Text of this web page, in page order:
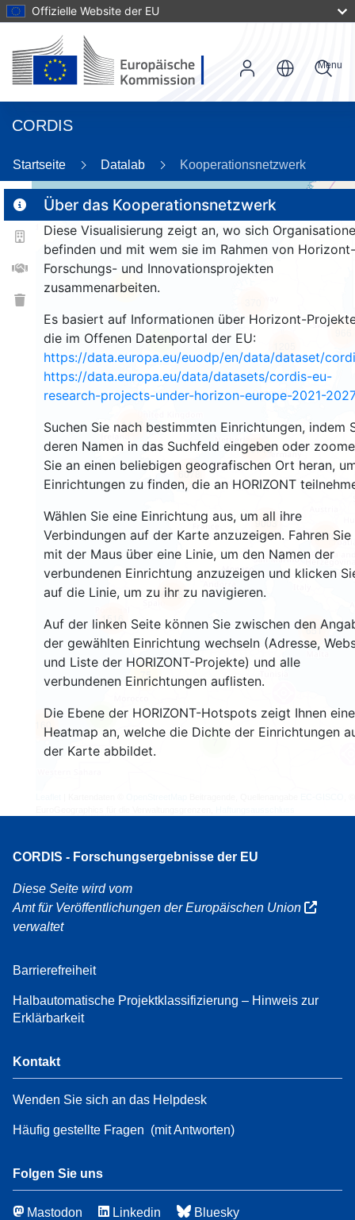
Offizielle Website der EU
CORDIS
Menu
Startseite Datalab Kooperationsnetzwerk
Über das Kooperationsnetzwerk
Diese Visualisierung zeigt an, wo sich
befinden und mit wem sie im Rahmen von Horizont-
Forschungs- und Innovationsprojekten
zusammenarbeiten.
Es basiert auf Informationen über Horizont-
die im Offenen Datenportal der EU:
https://data.europa.eu/euodp/en/data/dataset/
https://data.europa.eu/data/datasets/cordis-eu-
research-projects-under-horizon-europe-2021-2027
Suchen Sie nach bestimmten Einrichtungen, indem
deren Namen in das Suchfeld eingeben oder
Sie an einen beliebigen geografischen Ort heran,
Einrichtungen zu finden, die an HORIZONT
Wählen Sie eine Einrichtung aus, um all ihre
Verbindungen auf der Karte anzuzeigen. Fahren Sie
mit der Maus über eine Linie, um den Namen der
verbundenen Einrichtung anzuzeigen und klicken
auf die Linie, um zu ihr zu navigieren.
Auf der linken Seite können Sie zwischen den
der gewählten Einrichtung wechseln (Adresse,
und Liste der HORIZONT-Projekte) und alle
verbundenen Einrichtungen auflisten.
Die Ebene der HORIZONT-Hotspots zeigt Ihnen eine
Heatmap an, welche die Dichte der Einrichtungen
der Karte abbildet.
9
25
3
160
75
1516
651
10713
1447
6078
6265
9003
6970
CORDIS - Forschungsergebnisse der EU
Diese Seite wird vom
Amt für Veröffentlichungen der Europäischen Union
verwaltet
Barrierefreiheit
Halbautomatische Projektklassifizierung – Hinweis zur
Erklärbarkeit
Kontakt
Wenden Sie sich an das Helpdesk
Häufig gestellte Fragen (mit Antworten)
Folgen Sie uns
Mastodon Linkedin Bluesky